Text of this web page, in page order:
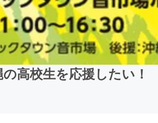
高校生を応援したい！